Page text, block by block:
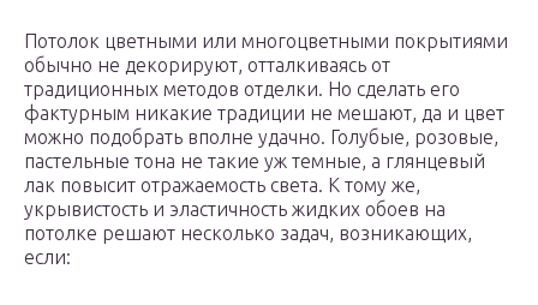
Потолок цветными или многоцветными покрытиями
обычно не декорируют, отталкиваясь от
традиционных методов отделки. Но сделать его
фактурным никакие традиции не мешают, да и цвет
можно подобрать вполне удачно. Голубые, розовые,
пастельные тона не такие уж темные, а глянцевый
лак повысит отражаемость света. К тому же,
укрывистость и эластичность жидких обоев на
потолке решают несколько задач, возникающих,
если: